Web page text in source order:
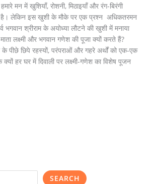
मन में खुशियाँ, रोशनी, मिठाइयाँ और रंग-बिरंगी
लेकिन इस खुशी के मौके पर एक प्रश्न अधिकतरमन
भगवान श्रीराम के अयोध्या लौटने की खुशी में मनाया
लक्ष्मी और भगवान गणेश की पूजा क्यों करते हैं?
के पीछे छिपे रहस्यों, परंपराओं और गहरे अर्थों को एक-एक
हर घर में दिवाली पर लक्ष्मी-गणेश का विशेष पूजन
SEARCH